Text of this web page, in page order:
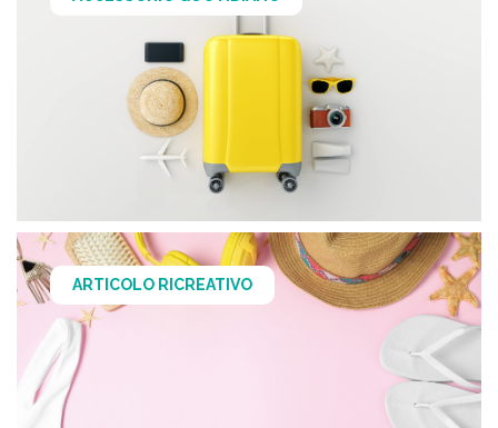
ARTICOLO RICREATIVO